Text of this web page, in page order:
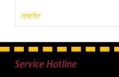
mehr
Service Hotline